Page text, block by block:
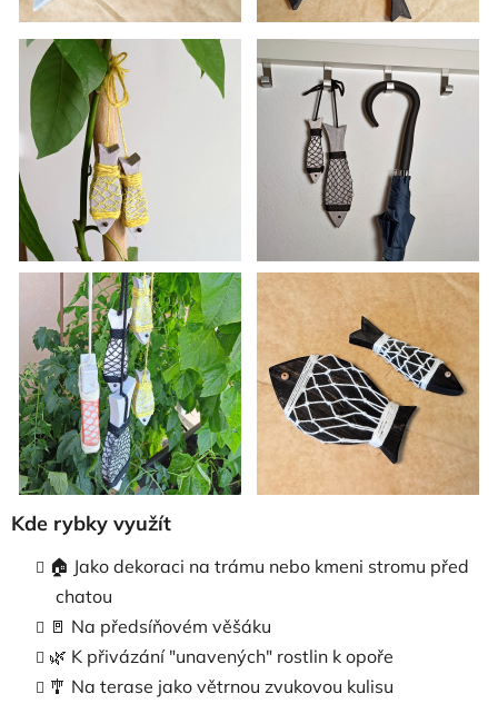
Kde rybky využít
🏠 Jako dekoraci na trámu nebo kmeni stromu před
chatou
🚪 Na předsíňovém věšáku
🌿 K přivázání "unavených" rostlin k opoře
🎐 Na terase jako větrnou zvukovou kulisu